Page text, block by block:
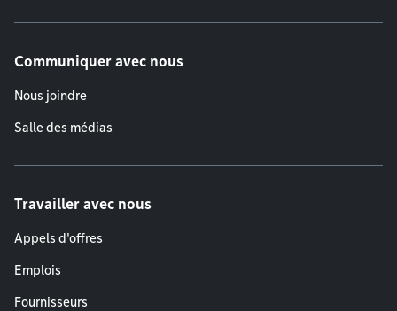
Communiquer avec nous
Nous joindre
Salle des médias
Travailler avec nous
Appels d'offres
Emplois
Fournisseurs